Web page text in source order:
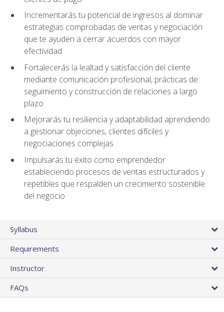
Incrementarás tu potencial de ingresos al dominar
estrategias comprobadas de ventas y negociación
que te ayuden a cerrar acuerdos con mayor
efectividad
Fortalecerás la lealtad y satisfacción del cliente
mediante comunicación profesional, prácticas de
seguimiento y construcción de relaciones a largo
plazo
Mejorarás tu resiliencia y adaptabilidad aprendiendo
a gestionar objeciones, clientes difíciles y
negociaciones complejas
Impulsarás tu éxito como emprendedor
estableciendo procesos de ventas estructurados y
repetibles que respalden un crecimiento sostenible
del negocio
Syllabus
Requirements
Instructor
FAQs